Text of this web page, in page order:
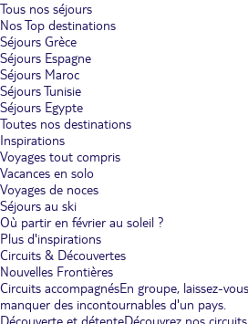
Tous nos séjours
Nos Top destinations
Séjours Grèce
Séjours Espagne
Séjours Maroc
Séjours Tunisie
Séjours Egypte
Toutes nos destinations
Inspirations
Voyages tout compris
Vacances en solo
Voyages de noces
Séjours au ski
Où partir en février au soleil ?
Plus d'inspirations
Circuits & Découvertes
Nouvelles Frontières
Circuits accompagnésEn groupe, laissez-
manquer des incontournables d'un pays.